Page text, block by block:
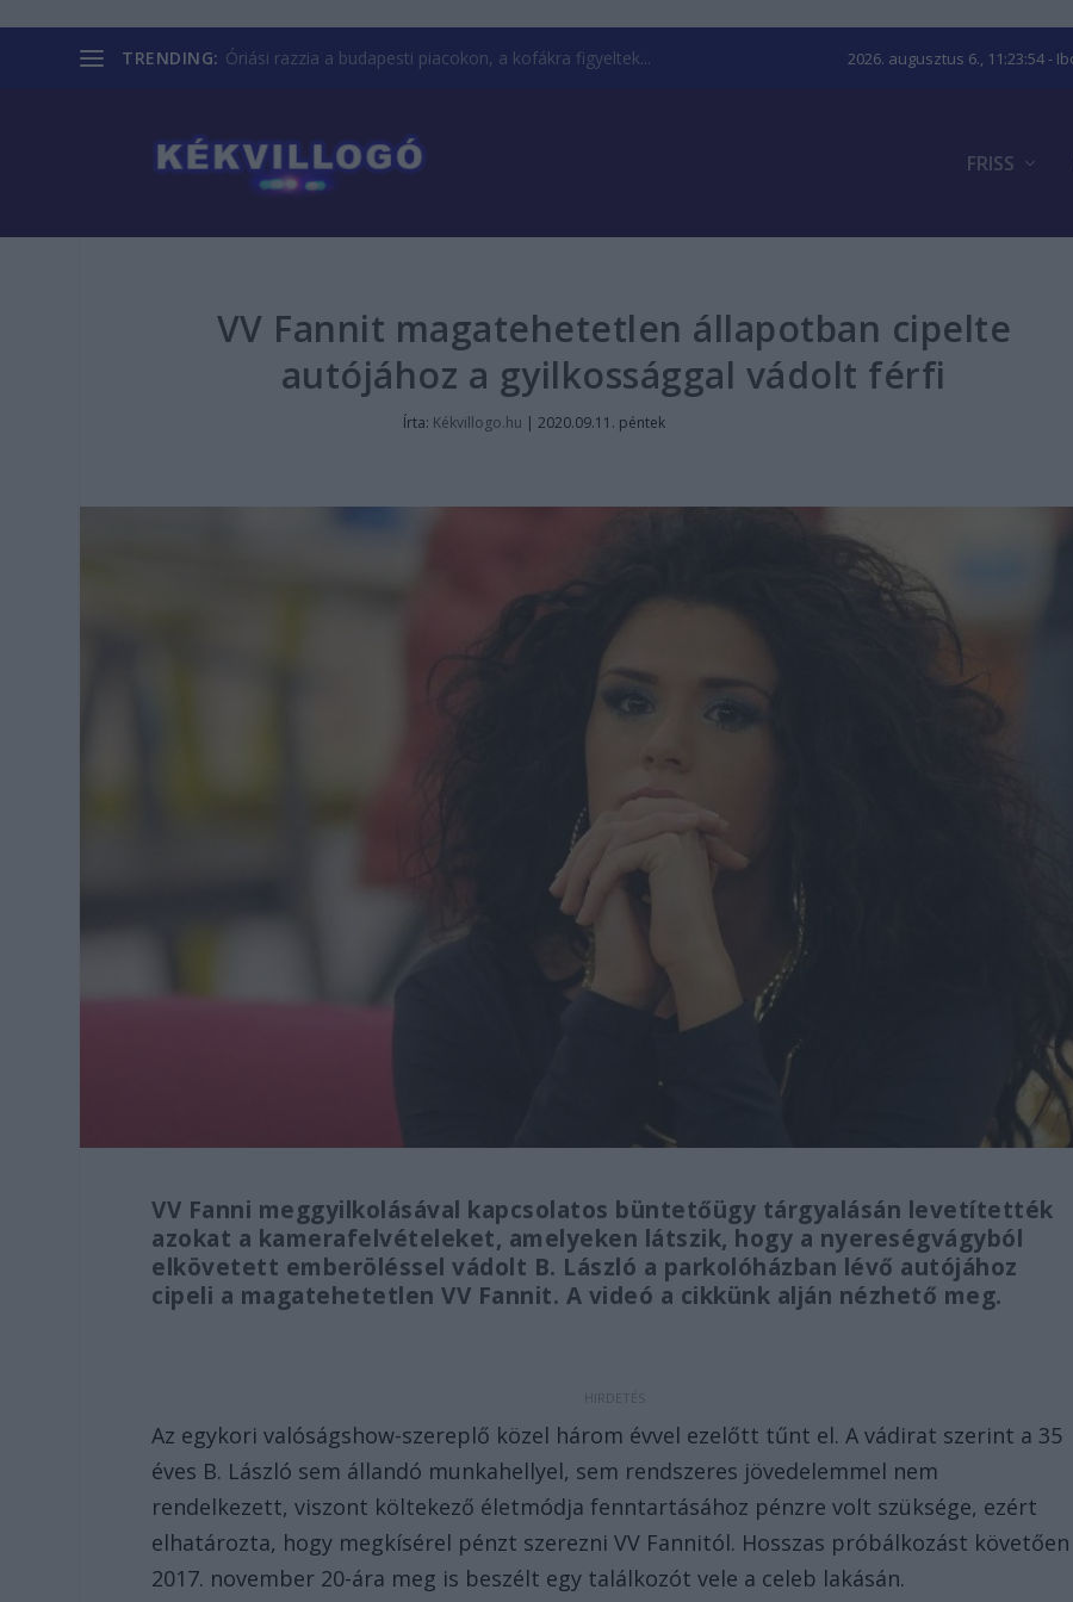
TRENDING: Óriási razzia a budapesti piacokon, a kofákra figyeltek... 2026. augusztus 6., 11:23:56-
FRISS
VV Fannit magatehetetlen állapotban cipelte
autójához a gyilkossággal vádolt férfi
Írta: Kékvillogo.hu |2020.09.11. péntek
VV Fanni meggyilkolásával kapcsolatos büntetőügy tárgyalásán levetítették
azokat a kamerafelvételeket, amelyeken látszik, hogy a nyereségvágyból
elkövetett emberöléssel vádolt B. László a parkolóházban lévő autójához
cipeli a magatehetetlen VV Fannit. A videó a cikkünk alján nézhető meg.
Az egykori valóságshow-szereplő közel három évvel ezelőtt tűnt el. A vádirat szerint a 35
éves B. László sem állandó munkahellyel, sem rendszeres jövedelemmel nem
rendelkezett, viszont költekező életmódja fenntartásához pénzre volt szüksége, ezért
elhatározta, hogy megkísérel pénzt szerezni VV Fannitól. Hosszas próbálkozást követően
2017. november 20-ára meg is beszélt egy találkozót vele a celeb lakásán.